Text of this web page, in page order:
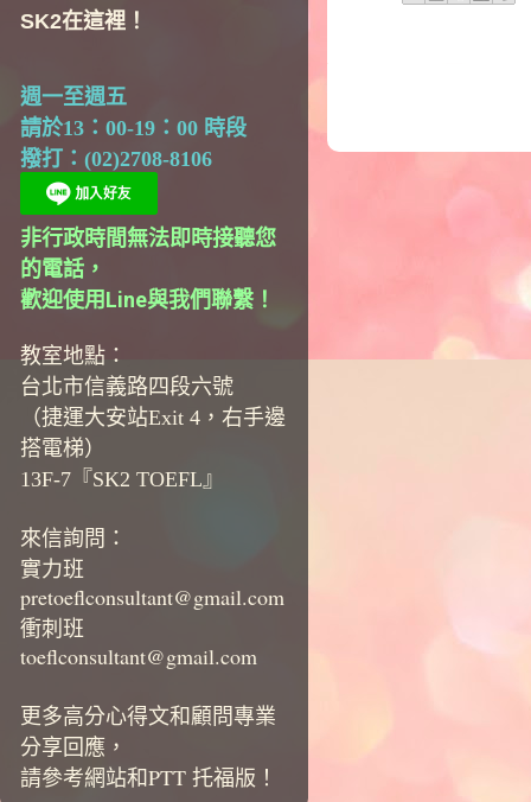
SK2在這裡！
週一至週五
請於13：00-19：00 時段
撥打：(02)2708-8106
非行政時間無法即時接聽您
的電話，
歡迎使用Line與我們聯繫！
教室地點：
台北市信義路四段六號
（捷運大安站Exit 4，右手邊
搭電梯）
13F-7『SK2 TOEFL』
來信詢問：
實力班
pretoeflconsultant@gmail.com
衝刺班
toeflconsultant@gmail.com
更多高分心得文和顧問專業
分享回應，
請參考網站和PTT 托福版！